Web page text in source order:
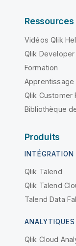
Vidéos Qlik
Qlik Developer
Formation
Apprentissage
Qlik Customer
Bibliothèque
Produits
Qlik Talend
Qlik Talend
Talend Data
Qlik Cloud